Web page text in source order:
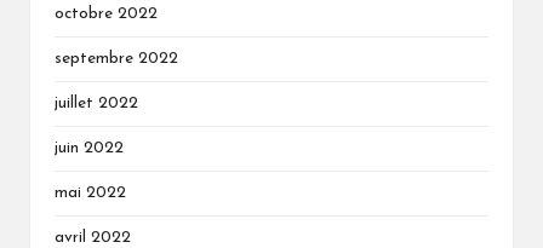
octobre 2022
septembre 2022
juillet 2022
juin 2022
mai 2022
avril 2022